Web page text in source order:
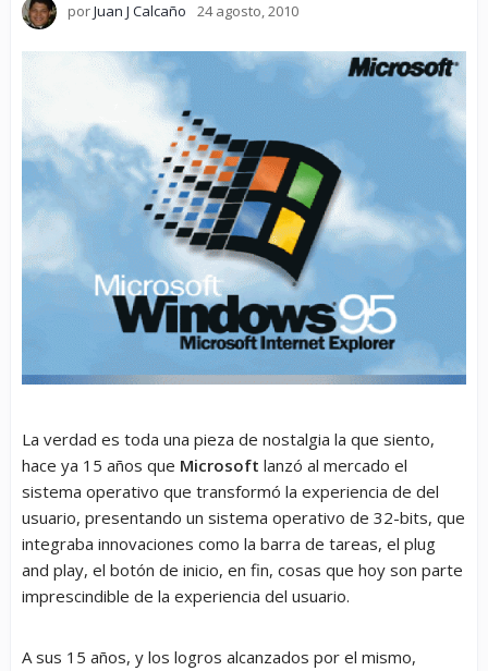
porJuan J Calcaño 24 agosto, 2010
La verdad es toda una pieza de nostalgia la que siento,
hace ya 15 años que Microsoft lanzó al mercado el
sistema operativo que transformó la experiencia de del
usuario, presentando un sistema operativo de 32-bits, que
integraba innovaciones como la barra de tareas, el plug
and play, el botón de inicio, en fin, cosas que hoy son parte
imprescindible de la experiencia del usuario.
A sus 15 años, y los logros alcanzados por el mismo,